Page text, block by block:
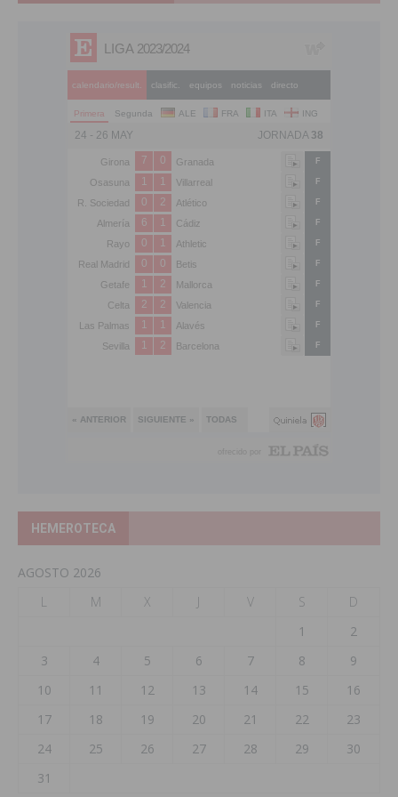
HEMEROTECA
AGOSTO 2026
L
M X J V S
D
1
2
3
4 5 6 7 8
9
10
11 12 13 14 15
16
17
18 19 20 21 22
23
24
25 26 27 28 29
30
31